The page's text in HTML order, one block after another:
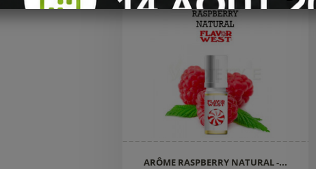
ARÔME RASPBERRY NATURAL -...